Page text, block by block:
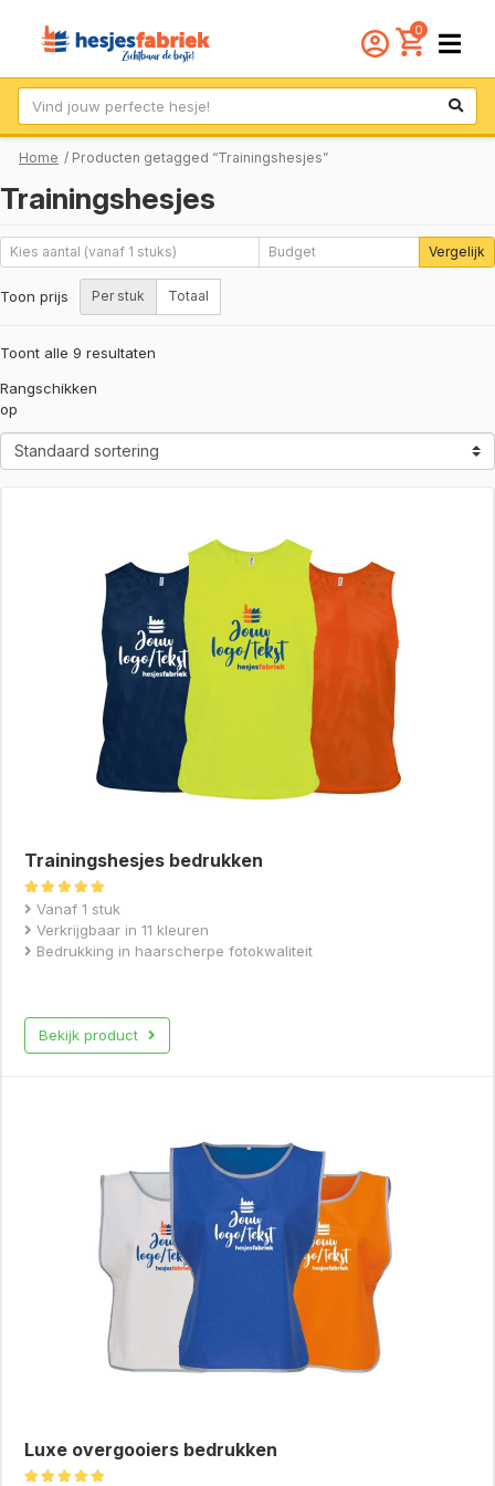
0
Zoek
Home / Producten getagged “Trainingshesjes”
Trainingshesjes
Vergelijk
Toon prijs Per stuk Totaal
Toont alle 9 resultaten
Rangschikken
op
Trainingshesjes bedrukken
Gewaardeerd
4.92
uit 5
Vanaf 1 stuk
Verkrijgbaar in 11 kleuren
Bedrukking in haarscherpe fotokwaliteit
Bekijk product
Luxe overgooiers bedrukken